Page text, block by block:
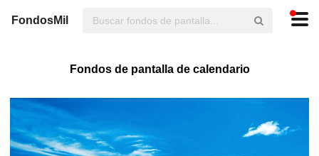
FondosMil
Fondos de pantalla de calendario